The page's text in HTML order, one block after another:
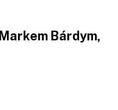
Bárdym,